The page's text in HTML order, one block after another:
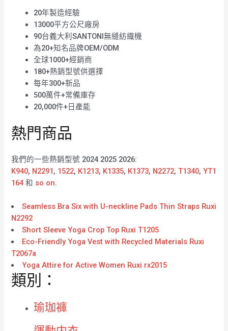
20年製造經驗
13000平方公尺廠房
90台義大利SANTONI無縫紡織機
為20+知名品牌OEM/ODM
全球1000+經銷商
180+熱銷型號供選擇
每年300+新品
500萬件+常備庫存
20,000件+日產能
熱門商品
我們的一些熱銷型號 2024 2025 2026:
K940, N2291, 1522, K1213, K1335, K1373, N2272,T1340,YT1
164 和 so on.
Seamless Bra Six with U-neckline Pads Thin Straps Ruxi
N2292
Short Sleeve Yoga Crop Top Ruxi T1205
Eco-Friendly Yoga Vest with Recycled Materials Ruxi
T2067a
Yoga Attire for Active Women Ruxi rx2015
類別：
瑜珈褲